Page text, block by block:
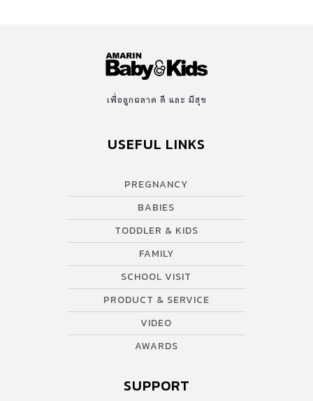
บริษัท เอ็ม.เอส.กรุ๊ป จำกัด กล่าวว่า “ในวันที่ลูกสาว ‘น้องไอย’ เริ่มมี
พฤติกรรมเลือกรับประทานอาหารและทานยากในแต่ละมื้อ ผมลองหา
ทำผลิตภัณฑ์เพื่อเป็นตัวช่วยให้ลูกทานอาหารง่ายขึ้นและครบถ้วนด้วย
ครอบครัว คิดค้นและพัฒนาเป็นอาหารที่เหมาะสมสำหรับเด็กตามช่วง
วัย 6 เดือนที่เปลี่ยนจากการดื่มนมสู่อาหารมื้อแรก พ่อแม่ต่างกังวลกับ
เมนูอาหาร อยากให้ลูกได้รับสารอาหารเหมาะสมตามวัย และเมื่อถึงวัย
1 ขวบเด็กจะเริ่มคุ้นชินกับรสชาติ บางรายมีพฤติกรรมในการต่อต้าน
อาหารบางประเภท เช่น ไม่ทานผัก ไม่เคี้ยวข้าว เลือกทานและทานยาก
มากขึ้น จึงเลี่ยงไม่ได้ที่ต้องเริ่มปรุงแต่งรสชาติอาหารให้ลูกบ้าง แต่
เครื่องปรุงที่มีอยู่ตามท้องตลาดทั่วไปอาจจะมีส่วนผสมที่มีสารปรุงแต่งที่
ไม่เหมาะสมและเป็นอันตรายต่อสุขภาพของเด็กในระยะยาว จินนี่ย์
เพื่อลูกฉลาด ดี และ มีสุข
USEFUL LINKS
PREGNANCY
BABIES
TODDLER & KIDS
FAMILY
SCHOOL VISIT
PRODUCT & SERVICE
VIDEO
AWARDS
SUPPORT